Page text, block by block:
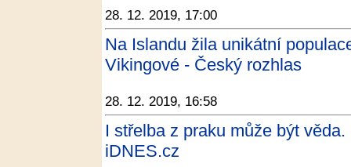
28. 12. 2019, 17:00
Na Islandu žila unikátní
Vikingové - Český rozhlas
28. 12. 2019, 16:58
I střelba z praku může být
iDNES.cz